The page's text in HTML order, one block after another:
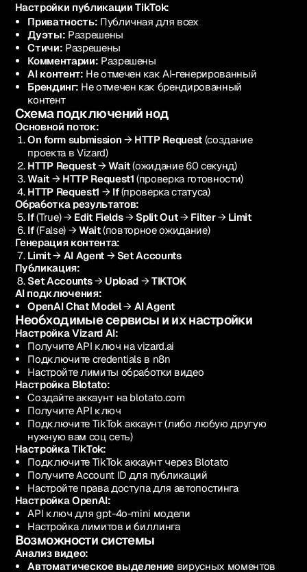
Настройки публикации TikTok:
Приватность: Публичная для всех
Дуэты: Разрешены
Стичи: Разрешены
Комментарии: Разрешены
AI контент: Не отмечен как AI-генерированный
Брендинг: Не отмечен как брендированный
контент
Схема подключений нод
Основной поток:
On form submission → HTTP Request (создание
проекта в Vizard)
HTTP Request→Wait(ожидание 60 секунд)
Wait → HTTP Request1 (проверка готовности)
HTTP Request1 → If(проверка статуса)
Обработка результатов:
If(True) → Edit Fields→ Split Out→ Filter→ Limit
If(False) →Wait(повторное ожидание)
Генерация контента:
Limit→ AI Agent→ Set Accounts
Публикация:
Set Accounts→ Upload →TIKTOK
AI подключения:
OpenAI Chat Model→ AI Agent
Необходимые сервисы и их настройки
Настройка Vizard AI:
Получите API ключ на vizard.ai
Подключите credentials в n8n
Настройте лимиты обработки видео
Настройка Blotato:
Создайте аккаунт на blotato.com
Получите API ключ
Подключите TikTok аккаунт (либо любую другую
нужную вам соц сеть)
Настройка TikTok:
Подключите TikTok аккаунт через Blotato
Получите Account ID для публикаций
Настройте права доступа для автопостинга
Настройка OpenAI:
API ключ для gpt-4o-mini модели
Настройка лимитов и биллинга
Возможности системы
Анализ видео:
Автоматическое выделение вирусных моментов